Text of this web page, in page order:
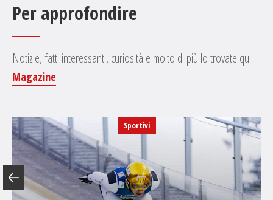
Per approfondire
Notizie, fatti interessanti, curiosità e molto di più lo trovate qui.
Magazine
Sportivi